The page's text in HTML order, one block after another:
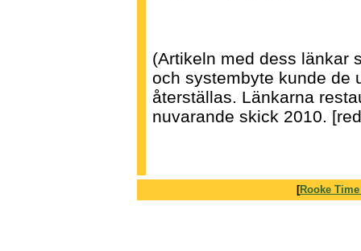
(Artikeln med dess länkar
och systembyte kunde de
återställas. Länkarna
nuvarande skick 2010.
[Rooke